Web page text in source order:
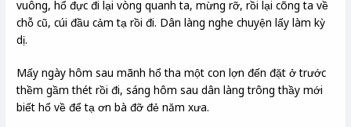
vuông, hổ đực đi lại vòng quanh ta, mừng rỡ, rồi lại cõng ta về
chỗ cũ, cúi đầu cảm tạ rồi đi. Dân làng nghe chuyện lấy làm kỳ
dị.
Mấy ngày hôm sau mãnh hổ tha một con lợn đến đặt ở trước
thềm gầm thét rồi đi, sáng hôm sau dân làng trông thầy mới
biết hổ về để tạ ơn bà đỡ đẻ năm xưa.